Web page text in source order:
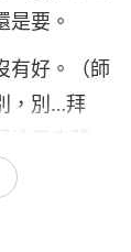
要。
有好。（師
，別…拜
個肉體
上面，你